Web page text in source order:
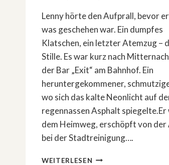
Lenny hörte den Aufprall, bevor
was geschehen war. Ein dumpfes
Klatschen, ein letzter Atemzug –
Stille. Es war kurz nach
der Bar „Exit“ am Bahnhof. Ein
heruntergekommener,
wo sich das kalte Neonlicht auf
regennassen Asphalt spiegelte.Er
dem Heimweg, erschöpft von
bei der Stadtreinigung….
WEITERLESEN DAS